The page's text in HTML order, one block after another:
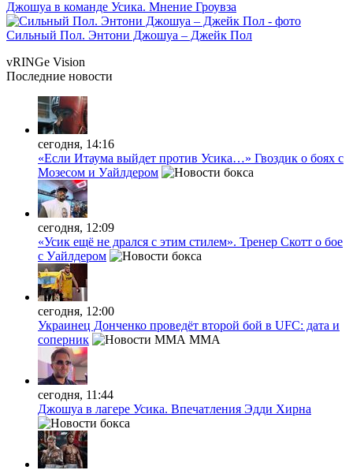
Джошуа в команде Усика. Мнение Гроувза
Сильный Пол. Энтони Джошуа – Джейк Пол
vRINGe Vision
Последние новости
сегодня, 14:16
«Если Итаума выйдет против Усика…» Гвоздик о боях с
Мозесом и Уайлдером
сегодня, 12:09
«Усик ещё не дрался с этим стилем». Тренер Скотт о бое
с Уайлдером
сегодня, 12:00
Украинец Донченко проведёт второй бой в UFC: дата и
соперник
MMA
сегодня, 11:44
Джошуа в лагере Усика. Впечатления Эдди Хирна